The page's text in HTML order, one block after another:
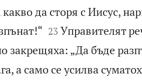
какво да сторя с Иисус,

23 Управителят
закрещяха: „Да бъде
а само се усилва